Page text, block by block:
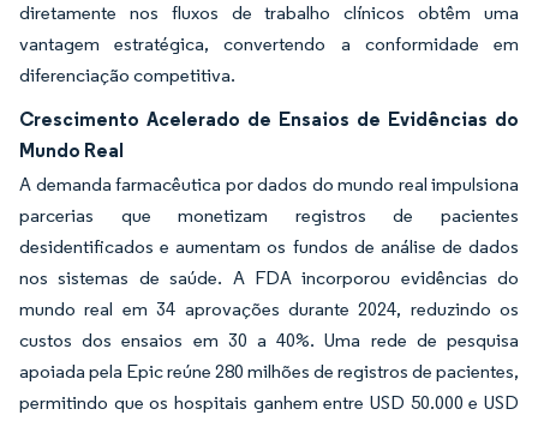
diretamente nos fluxos de trabalho clínicos obtêm uma
vantagem estratégica, convertendo a conformidade em
diferenciação competitiva.
Crescimento Acelerado de Ensaios de Evidências do
Mundo Real
A demanda farmacêutica por dados do mundo real impulsiona
parcerias que monetizam registros de pacientes
desidentificados e aumentam os fundos de análise de dados
nos sistemas de saúde. A FDA incorporou evidências do
mundo real em 34 aprovações durante 2024, reduzindo os
custos dos ensaios em 30 a 40%. Uma rede de pesquisa
apoiada pela Epic reúne 280 milhões de registros de pacientes,
permitindo que os hospitais ganhem entre USD 50.000 e USD